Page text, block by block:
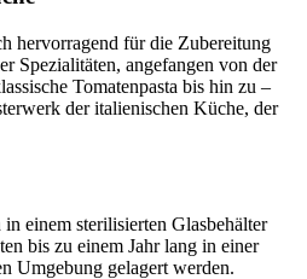
hervorragend für die Zubereitung
Spezialitäten, angefangen von der
Tomatenpasta bis hin zu –
der italienischen Küche, der
einem sterilisierten Glasbehälter
bis zu einem Jahr lang in einer
Umgebung gelagert werden.